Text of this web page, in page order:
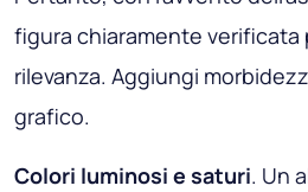
figura chiaramente verificata
rilevanza. Aggiungi
grafico.
Colori luminosi e saturi. Un